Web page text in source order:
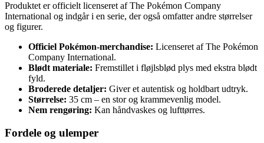
Produktet er officielt licenseret af The Pokémon Company
International og indgår i en serie, der også omfatter andre størrelser
og figurer.
Officiel Pokémon-merchandise: Licenseret af The Pokémon
Company International.
Blødt materiale: Fremstillet i fløjlsblød plys med ekstra blødt
fyld.
Broderede detaljer: Giver et autentisk og holdbart udtryk.
Størrelse: 35 cm – en stor og krammevenlig model.
Nem rengøring: Kan håndvaskes og lufttørres.
Fordele og ulemper